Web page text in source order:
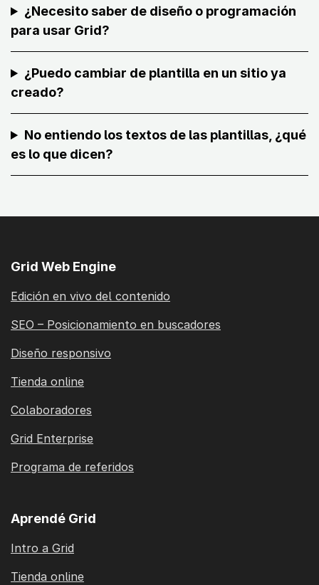
¿Necesito saber de diseño o programación
para usar Grid?
¿Puedo cambiar de plantilla en un sitio ya
creado?
No entiendo los textos de las plantillas, ¿qué
es lo que dicen?
Grid Web Engine
Edición en vivo del contenido
SEO – Posicionamiento en buscadores
Diseño responsivo
Tienda online
Colaboradores
Grid Enterprise
Programa de referidos
Aprendé Grid
Intro a Grid
Tienda online